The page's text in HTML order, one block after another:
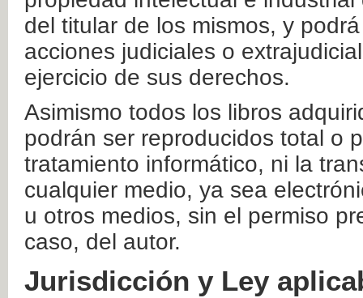
del titular de los mismos, y
acciones judiciales o
ejercicio de sus derechos.
Asimismo todos los libros
podrán ser reproducidos total o
tratamiento informático, ni la
cualquier medio, ya sea
u otros medios, sin el permiso
caso, del autor.
Jurisdicción y Ley